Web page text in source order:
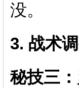
没。
3. 战术
秘技三